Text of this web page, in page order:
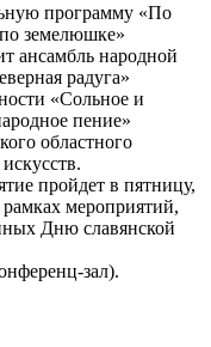
программу «По
земелюшке»
ансамбль народной
радуга»
«Сольное и
пение»
областного
пройдет в пятницу,
рамках мероприятий,
Дню славянской
зал).